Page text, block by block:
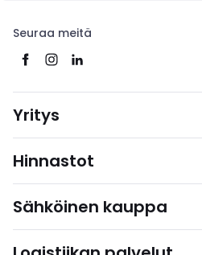
Seuraa meitä
Yritys
Hinnastot
Sähköinen kauppa